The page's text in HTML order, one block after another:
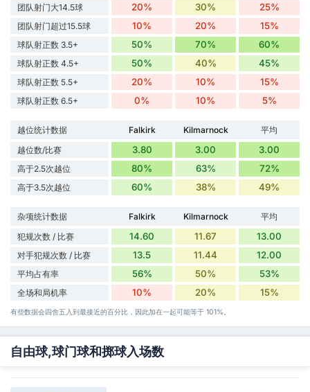
团队射门大14.5球 20% 30% 25%
团队射门超过15.5球 10% 20% 15%
球队射正数 3.5+ 50% 70% 60%
球队射正数 4.5+ 50% 40% 45%
球队射正数 5.5+ 20% 10% 15%
球队射正数 6.5+ 0% 10% 5%
越位统计数据 Falkirk Kilmarnock
平均
越位数/比赛
3.80 3.00 3.00
高于2.5次越位 80% 63% 72%
高于3.5次越位 60% 38% 49%
杂项统计数据 Falkirk Kilmarnock
平均
犯规次数 / 比赛
14.60 11.67 13.00
对手犯规次数 / 比赛 13.5 11.44 12.00
平均占有率 56% 50% 53%
全场和局机率 10% 20% 15%
有些数据会四舍五入到最接近的百分比，因此加在一起可能等于 101%。
自由球,球门球和掷球入场数